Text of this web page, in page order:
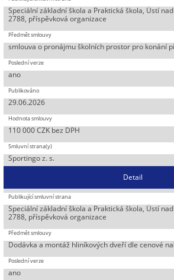
Speciální základní škola a Praktická škola, Ústí
2788, příspěvková organizace
smlouva o pronájmu školních prostor pro konání
ano
29.06.2026
110 000 CZK bez DPH
Sportingo z. s.
Detail
Speciální základní škola a Praktická škola, Ústí
2788, příspěvková organizace
Dodávka a montáž hliníkových dveří dle cenové
ano